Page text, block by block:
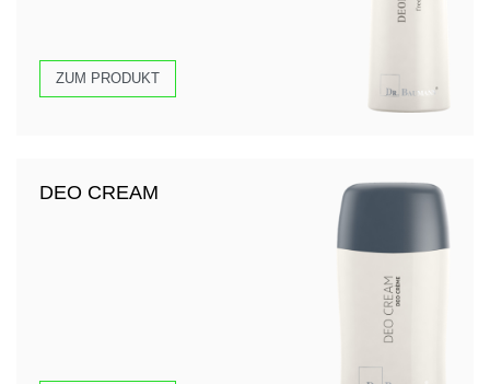
ZUM PRODUKT
DEO CREAM